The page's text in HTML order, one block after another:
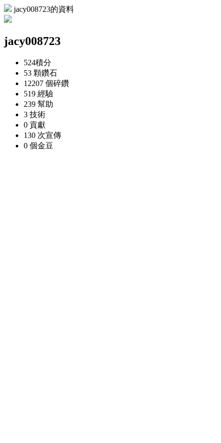
jacy008723的資料
jacy008723
524積分
53 顆鑽石
12207 個碎鑽
519 經驗
239 幫助
3 技術
0 貢獻
130 次宣傳
0 個金豆